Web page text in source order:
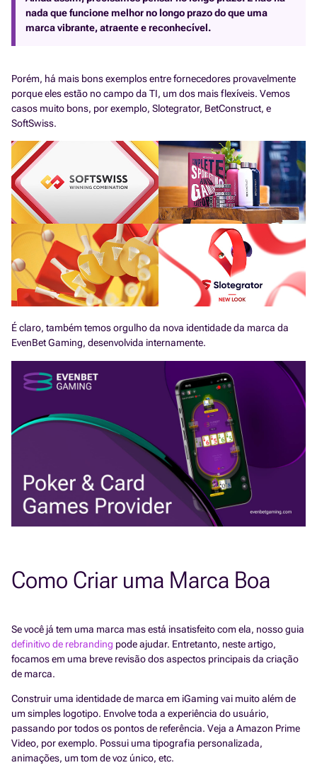
nada que funcione melhor no longo prazo do que uma
marca vibrante, atraente e reconhecível.
Porém, há mais bons exemplos entre fornecedores provavelmente
porque eles estão no campo da TI, um dos mais flexíveis. Vemos
casos muito bons, por exemplo, Slotegrator, BetConstruct, e
SoftSwiss.
É claro, também temos orgulho da nova identidade da marca da
EvenBet Gaming, desenvolvida internamente.
Como Criar uma Marca Boa
Se você já tem uma marca mas está insatisfeito com ela, nosso guia
definitivo de rebranding pode ajudar. Entretanto, neste artigo,
focamos em uma breve revisão dos aspectos principais da criação
de marca.
Construir uma identidade de marca em iGaming vai muito além de
um simples logotipo. Envolve toda a experiência do usuário,
passando por todos os pontos de referência. Veja a Amazon Prime
Video, por exemplo. Possui uma tipografia personalizada,
animações, um tom de voz único, etc.